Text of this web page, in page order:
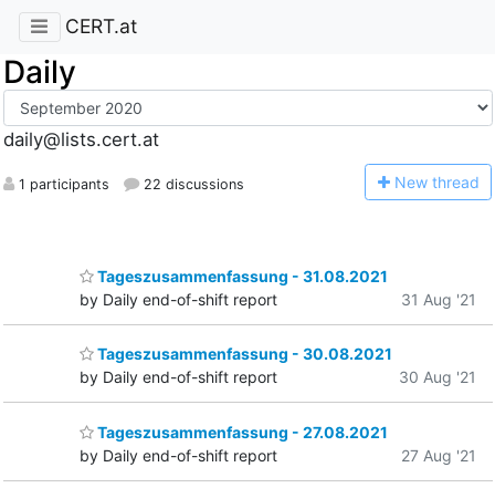
CERT.at
Daily
daily@lists.cert.at
1 participants 22 discussions New thread
Tageszusammenfassung - 31.08.2021
by Daily end-of-shift report
31 Aug '21
Tageszusammenfassung - 30.08.2021
by Daily end-of-shift report
30 Aug '21
Tageszusammenfassung - 27.08.2021
by Daily end-of-shift report
27 Aug '21